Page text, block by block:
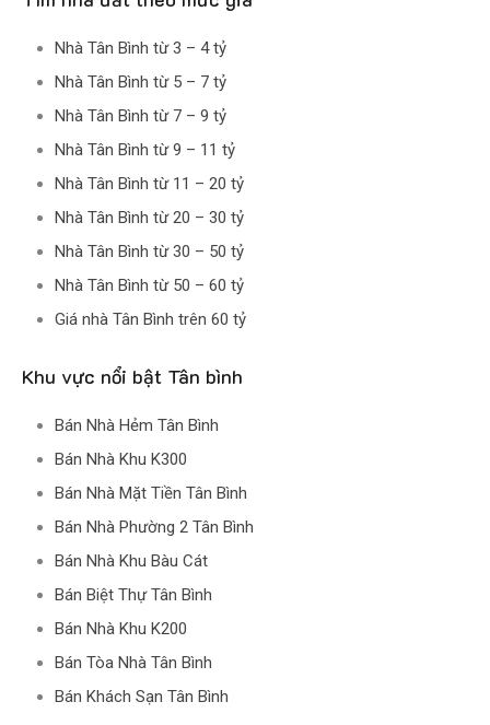
Nhà Tân Bình từ 3 – 4 tỷ
Nhà Tân Bình từ 5 – 7 tỷ
Nhà Tân Bình từ 7 – 9 tỷ
Nhà Tân Bình từ 9 – 11 tỷ
Nhà Tân Bình từ 11 – 20 tỷ
Nhà Tân Bình từ 20 – 30 tỷ
Nhà Tân Bình từ 30 – 50 tỷ
Nhà Tân Bình từ 50 – 60 tỷ
Giá nhà Tân Bình trên 60 tỷ
Khu vực nổi bật Tân bình
Bán Nhà Hẻm Tân Bình
Bán Nhà Khu K300
Bán Nhà Mặt Tiền Tân Bình
Bán Nhà Phường 2 Tân Bình
Bán Nhà Khu Bàu Cát
Bán Biệt Thự Tân Bình
Bán Nhà Khu K200
Bán Tòa Nhà Tân Bình
Bán Khách Sạn Tân Bình